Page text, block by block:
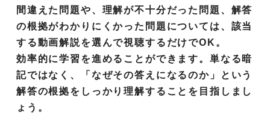
・基礎漢文
・共通テストレベル漢文
・共通テストレベル漢文演習
・共通テスト漢文過去問演習
・共通テスト生物基礎過去問演習
・共通テストレベル生物基礎
・共通テスト対策生物演習【単元別】
・共通テスト生物過去問演習
・共通テスト地理総合過去問演習
・地理講義
・共通テスト対策地理演習【単元別】
・共通テスト地理過去問演習
・受験地理 世界一周地誌ゼミ
間違えた問題や、理解が不十分だった問題、解答
の根拠がわかりにくかった問題については、該当
する動画解説を選んで視聴するだけでOK。
効率的に学習を進めることができます。単なる暗
記ではなく、「なぜその答えになるのか」という
解答の根拠をしっかり理解することを目指しまし
ょう。